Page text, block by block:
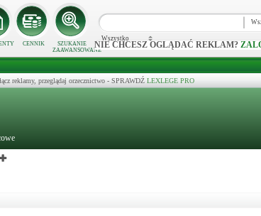
CENNIK
SZUKANIE
ZAAWANSOWANE
Wszystko
NIE CHCESZ OGLĄDAĆ REKLAM?
reklamy, przeglądaj orzecznictwo - SPRAWDŹ LEXLEGE PRO